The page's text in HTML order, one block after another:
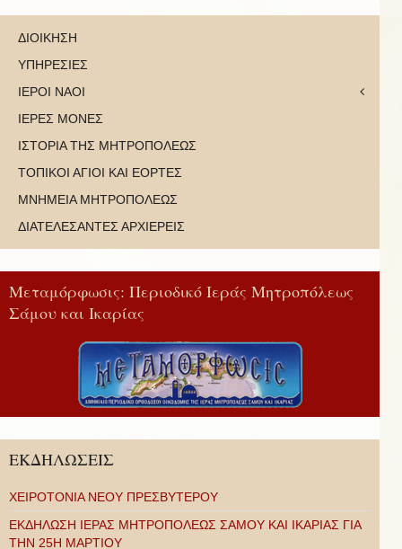
ΔΙΟΙΚΗΣΗ
ΥΠΗΡΕΣΙΕΣ
ΙΕΡΟΙ ΝΑΟΙ
ΙΕΡΕΣ ΜΟΝΕΣ
ΙΣΤΟΡΙΑ ΤΗΣ ΜΗΤΡΟΠΟΛΕΩΣ
ΤΟΠΙΚΟΙ ΑΓΙΟΙ ΚΑΙ ΕΟΡΤΕΣ
ΜΝΗΜΕΙΑ ΜΗΤΡΟΠΟΛΕΩΣ
ΔΙΑΤΕΛΕΣΑΝΤΕΣ ΑΡΧΙΕΡΕΙΣ
Μεταμόρφωσις: Περιοδικό Ιεράς Μητροπόλεως
Σάμου και Ικαρίας
ΕΚΔΗΛΩΣΕΙΣ
ΧΕΙΡΟΤΟΝΙΑ ΝΕΟΥ ΠΡΕΣΒΥΤΕΡΟΥ
ΕΚΔΗΛΩΣΗ ΙΕΡΑΣ ΜΗΤΡΟΠΟΛΕΩΣ ΣΑΜΟΥ ΚΑΙ ΙΚΑΡΙΑΣ ΓΙΑ
ΤΗΝ 25Η ΜΑΡΤΙΟΥ